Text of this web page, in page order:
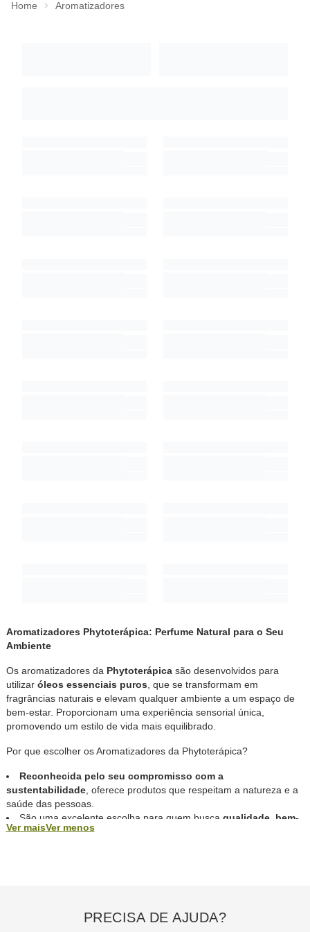
Home Aromatizadores
Aromatizadores Phytoterápica: Perfume Natural para o Seu
Ambiente
Os aromatizadores da Phytoterápicasão desenvolvidos para
utilizar óleos essenciais puros , que se transformam em
fragrâncias naturais e elevam qualquer ambiente a um espaço de
bem-estar. Proporcionam uma experiência sensorial única,
promovendo um estilo de vida mais equilibrado.
Por que escolher os Aromatizadores da Phytoterápica?
Reconhecida pelo seu compromisso com a
sustentabilidade, oferece produtos que respeitam a natureza e a
saúde das pessoas.
São uma excelente escolha para quem busca qualidade, bem-
estar e um ambiente perfumado
Ambientes mais Agradáveis:Fragrâncias naturais que
Ver maisVer menos
PRECISA DE AJUDA?